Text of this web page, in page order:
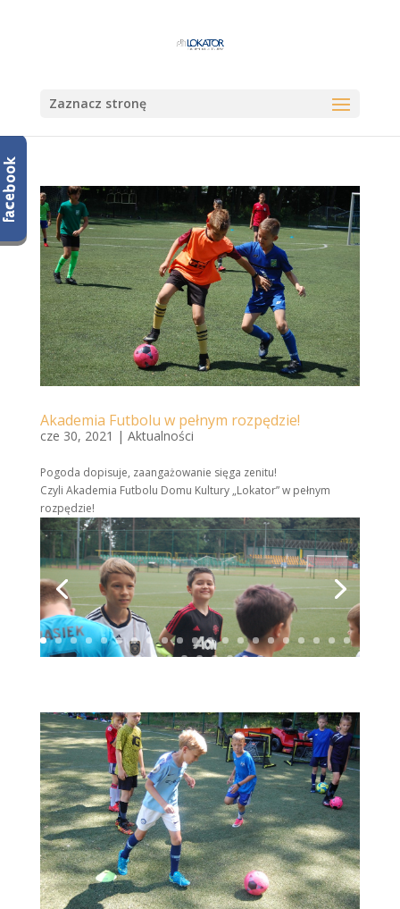
Zaznacz stronę
Akademia Futbolu w pełnym rozpędzie!
cze 30, 2021 | Aktualności
Pogoda dopisuje, zaangażowanie sięga zenitu!
Czyli Akademia Futbolu Domu Kultury „Lokator” w pełnym
rozpędzie!